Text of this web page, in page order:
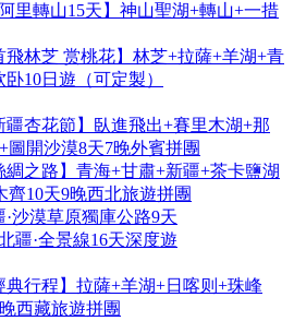
里轉山15天】神山聖湖+轉山+一措
飛林芝 赏桃花】林芝+拉薩+羊湖+青
10日遊（可定製）
疆杏花節】臥進飛出+賽里木湖+那
圖開沙漠8天7晚外賓拼團
綢之路】青海+甘肅+新疆+茶卡鹽湖
齊10天9晚西北旅遊拼團
·沙漠草原獨庫公路9天
疆·全景線16天深度遊
典行程】拉薩+羊湖+日喀则+珠峰
西藏旅遊拼團